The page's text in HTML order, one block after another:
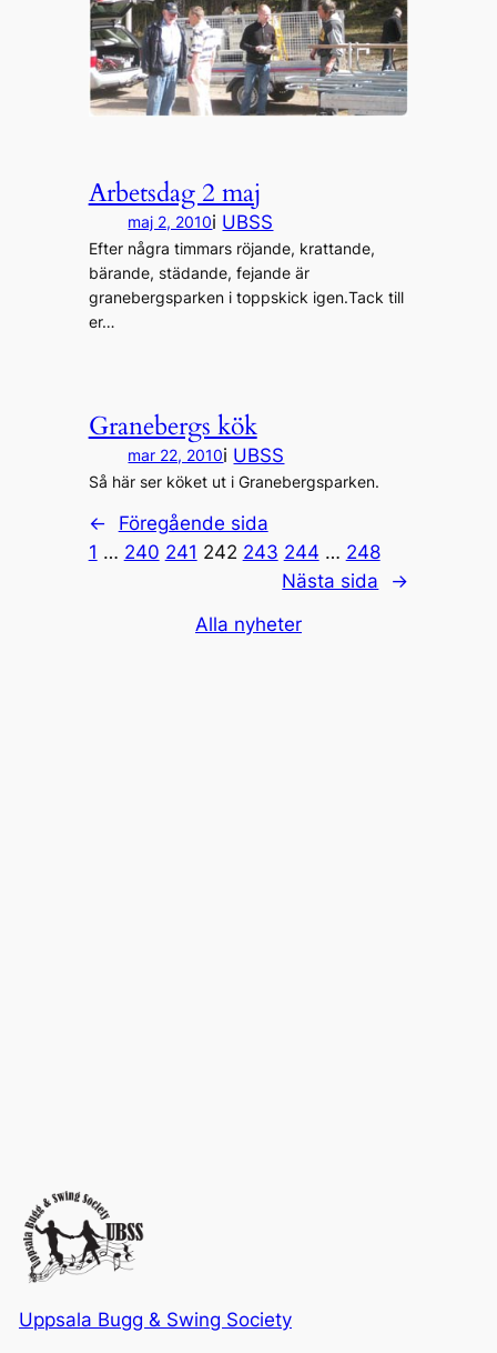
Arbetsdag 2 maj
maj 2, 2010i UBSS
Efter några timmars röjande, krattande,
bärande, städande, fejande är
granebergsparken i toppskick igen.Tack till
er…
Granebergs kök
mar 22, 2010i UBSS
Så här ser köket ut i Granebergsparken.
←
Föregående sida
1 … 240 241 242 243 244 … 248
Nästa sida
→
Alla nyheter
Uppsala Bugg & Swing Society